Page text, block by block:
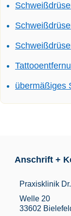
übermäßiges
Anschrift +
Praxisklinik
Welle 20
33602